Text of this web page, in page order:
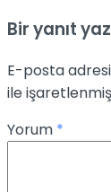
Bir yanıt
E-posta
ile
Yorum *